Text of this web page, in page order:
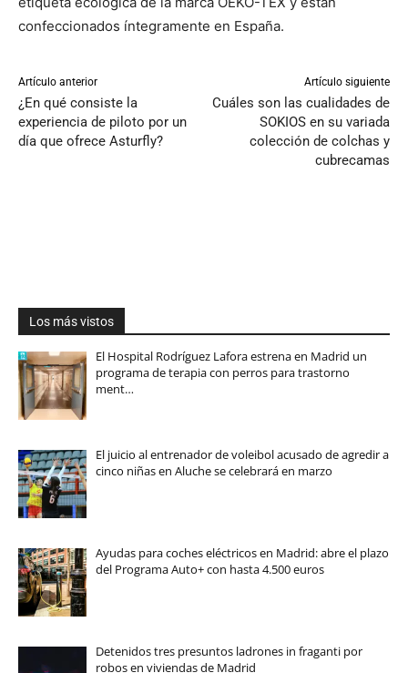
confeccionados íntegramente en España.
Artículo anterior
¿En qué consiste la
experiencia de piloto por un
día que ofrece Asturfly?
Artículo siguiente
Cuáles son las cualidades de
SOKIOS en su variada
colección de colchas y
cubrecamas
Los más vistos
El Hospital Rodríguez Lafora estrena en Madrid un
programa de terapia con perros para trastorno
ment…
El juicio al entrenador de voleibol acusado de agredir a
cinco niñas en Aluche se celebrará en marzo
Ayudas para coches eléctricos en Madrid: abre el plazo
del Programa Auto+ con hasta 4.500 euros
Detenidos tres presuntos ladrones in fraganti por
robos en viviendas de Madrid